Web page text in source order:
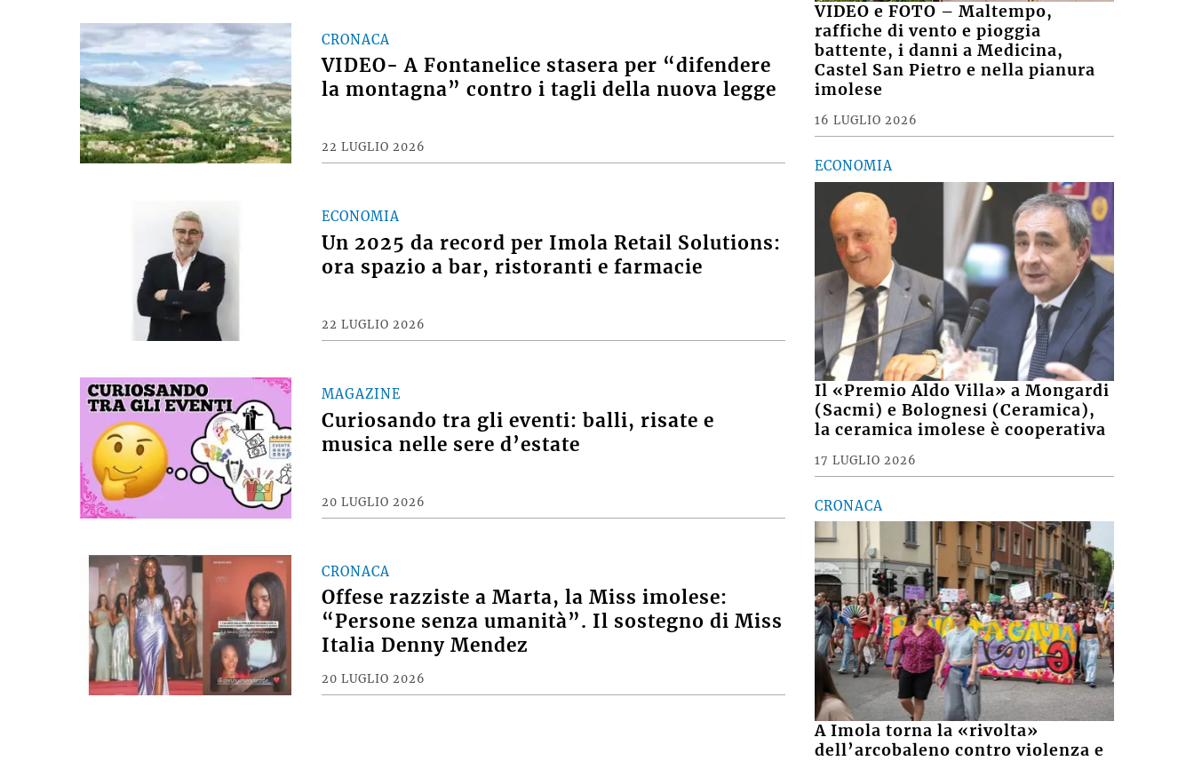
CRONACA
VIDEO- A Fontanelice stasera per “difendere
la montagna” contro i tagli della nuova legge
22 LUGLIO 2026
ECONOMIA
Un 2025 da record per Imola Retail Solutions:
ora spazio a bar, ristoranti e farmacie
22 LUGLIO 2026
MAGAZINE
Curiosando tra gli eventi: balli, risate e
musica nelle sere d’estate
20 LUGLIO 2026
CRONACA
Offese razziste a Marta, la Miss imolese:
“Persone senza umanità”. Il sostegno di Miss
Italia Denny Mendez
20 LUGLIO 2026
VIDEO e FOTO – Maltempo,
raffiche di vento e pioggia
battente, i danni a Medicina,
Castel San Pietro e nella pianura
imolese
16 LUGLIO 2026
ECONOMIA
Il «Premio Aldo Villa» a Mongardi
(Sacmi) e Bolognesi (Ceramica),
la ceramica imolese è cooperativa
17 LUGLIO 2026
CRONACA
A Imola torna la «rivolta»
dell’arcobaleno contro violenza e